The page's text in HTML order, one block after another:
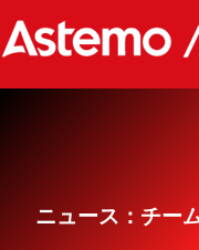
ニュース
グッズ
ニュース：チー